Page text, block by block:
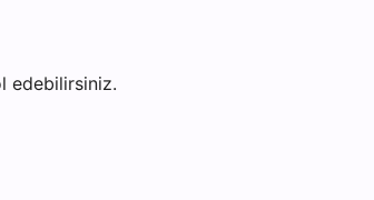
edebilirsiniz.